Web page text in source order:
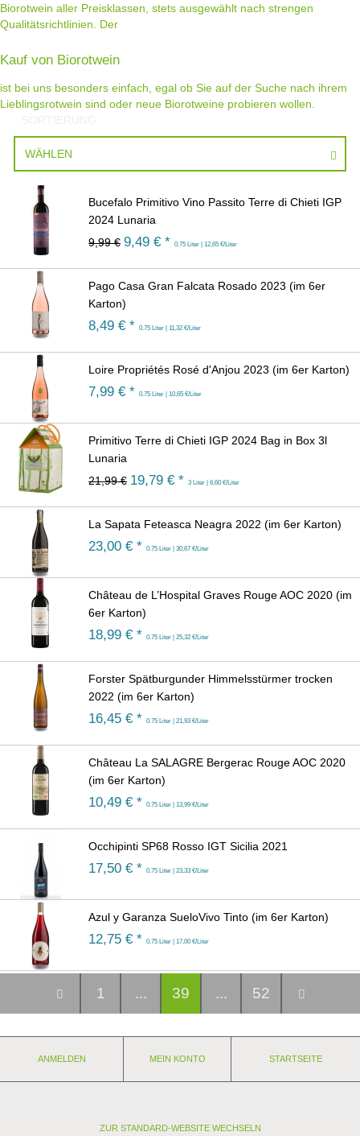
Biorotwein aller Preisklassen, stets ausgewählt nach strengen
Qualitätsrichtlinien. Der
Kauf von Biorotwein
ist bei uns besonders einfach, egal ob Sie auf der Suche nach ihrem
Lieblingsrotwein sind oder neue Biorotweine probieren wollen.
WÄHLEN
Bucefalo Primitivo Vino Passito Terre di Chieti IGP
2024 Lunaria
9,99 € 9,49 € * 0.75 Liter | 12,65 €/Liter
Pago Casa Gran Falcata Rosado 2023 (im 6er
Karton)
8,49 € * 0.75 Liter | 11,32 €/Liter
Loire Propriétés Rosé d'Anjou 2023 (im 6er Karton)
7,99 € * 0.75 Liter | 10,65 €/Liter
Primitivo Terre di Chieti IGP 2024 Bag in Box 3l
Lunaria
21,99 € 19,79 € * 3 Liter | 6,60 €/Liter
La Sapata Feteasca Neagra 2022 (im 6er Karton)
23,00 € * 0.75 Liter | 30,67 €/Liter
Château de L’Hospital Graves Rouge AOC 2020 (im
6er Karton)
18,99 € * 0.75 Liter | 25,32 €/Liter
Forster Spätburgunder Himmelsstürmer trocken
2022 (im 6er Karton)
16,45 € * 0.75 Liter | 21,93 €/Liter
Château La SALAGRE Bergerac Rouge AOC 2020
(im 6er Karton)
10,49 € * 0.75 Liter | 13,99 €/Liter
Occhipinti SP68 Rosso IGT Sicilia 2021
17,50 € * 0.75 Liter | 23,33 €/Liter
Azul y Garanza SueloVivo Tinto (im 6er Karton)
12,75 € * 0.75 Liter | 17,00 €/Liter
1 ... 39 ... 52
ANMELDEN MEIN KONTO STARTSEITE
ZUR STANDARD-WEBSITE WECHSELN